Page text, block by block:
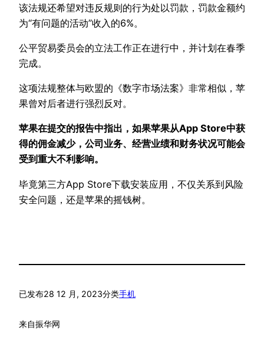
该法规还希望对违反规则的行为处以罚款，罚款金额约
为“有问题的活动”收入的6%。
公平贸易委员会的立法工作正在进行中，并计划在春季
完成。
这项法规整体与欧盟的《数字市场法案》非常相似，苹
果曾对后者进行强烈反对。
苹果在提交的报告中指出，如果苹果从App Store中获
得的佣金减少，公司业务、经营业绩和财务状况可能会
受到重大不利影响。
毕竟第三方App Store下载安装应用，不仅关系到风险
安全问题，还是苹果的摇钱树。
已发布28 12 月, 2023分类手机
来自振华网